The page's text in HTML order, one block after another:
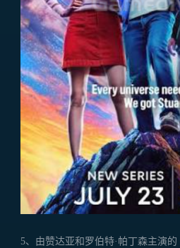
5、由赞达亚和罗伯特·帕丁森主演的